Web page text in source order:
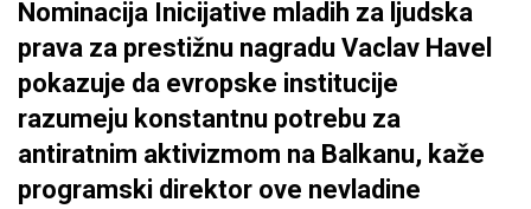
Nominacija Inicijative mladih za ljudska
prava za prestižnu nagradu Vaclav Havel
pokazuje da evropske institucije
razumeju konstantnu potrebu za
antiratnim aktivizmom na Balkanu, kaže
programski direktor ove nevladine